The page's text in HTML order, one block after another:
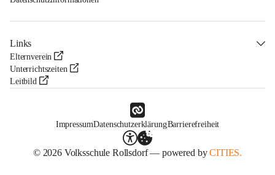
Links
Elternverein
Unterrichtszeiten
Leitbild
ImpressumDatenschutzerklärungBarrierefreiheit
© 2026 Volksschule Rollsdorf — powered byCITIES.